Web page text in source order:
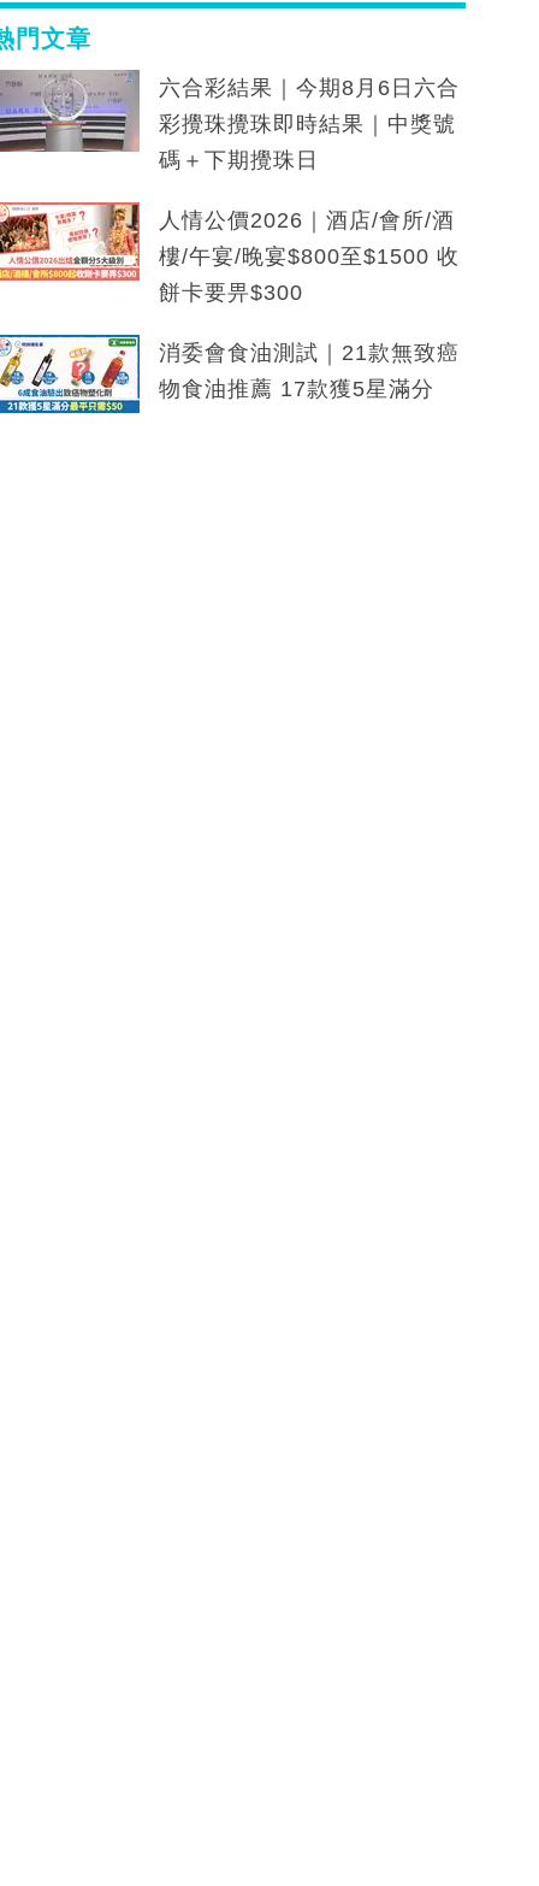
門文章
六合彩結果｜今期8月6日六合
彩攪珠攪珠即時結果｜中獎號
碼＋下期攪珠日
人情公價2026｜酒店/會所/酒
樓/午宴/晚宴$800至$1500 收
餅卡要畀$300
消委會食油測試｜21款無致癌
物食油推薦 17款獲5星滿分